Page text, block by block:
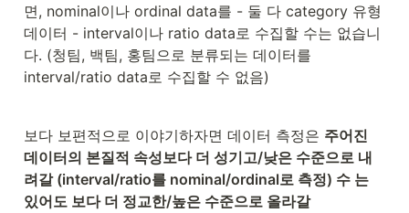
면, nominal이나 ordinal data를 - 둘 다 category 유형
데이터 - interval이나 ratio data로 수집할 수는 없습니
다. (청팀, 백팀, 홍팀으로 분류되는 데이터를
interval/ratio data로 수집할 수 없음)
보다 보편적으로 이야기하자면 데이터 측정은 주어진
데이터의 본질적 속성보다 더 성기고/낮은 수준으로 내
려갈 (interval/ratio를 nominal/ordinal로 측정) 수 는
있어도 보다 더 정교한/높은 수준으로 올라갈